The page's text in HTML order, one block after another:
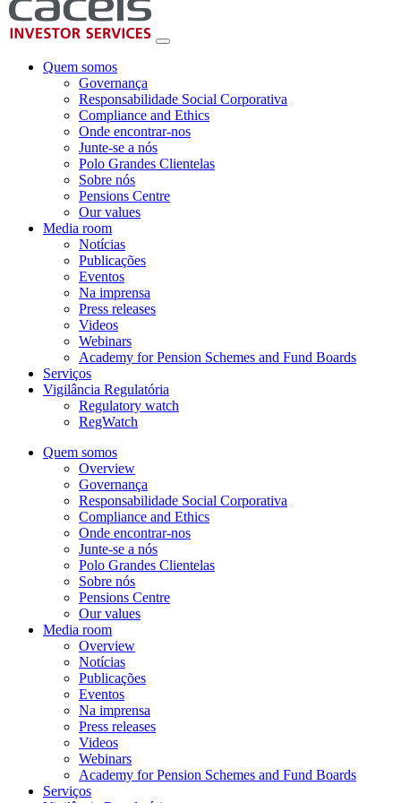
Quem somos
Governança
Responsabilidade Social Corporativa
Compliance and Ethics
Onde encontrar-nos
Junte-se a nós
Polo Grandes Clientelas
Sobre nós
Pensions Centre
Our values
Media room
Notícias
Publicações
Eventos
Na imprensa
Press releases
Videos
Webinars
Academy for Pension Schemes and Fund Boards
Serviços
Vigilância Regulatória
Regulatory watch
RegWatch
Quem somos
Overview
Governança
Responsabilidade Social Corporativa
Compliance and Ethics
Onde encontrar-nos
Junte-se a nós
Polo Grandes Clientelas
Sobre nós
Pensions Centre
Our values
Media room
Overview
Notícias
Publicações
Eventos
Na imprensa
Press releases
Videos
Webinars
Academy for Pension Schemes and Fund Boards
Serviços